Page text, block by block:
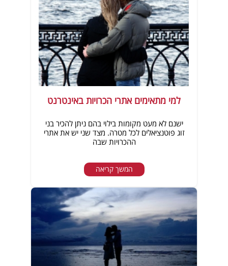
למי מתאימים אתרי הכרויות באינטרנט
ישנם לא מעט מקומות בילוי בהם ניתן להכיר בני
זוג פוטנציאלים לכל מטרה. מצד שני יש את אתרי
ההכרויות שבה
המשך קריאה